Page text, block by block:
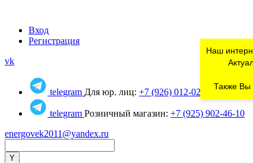
Вход
Регистрация
vk
telegram Для юр. лиц: +7 (926) 012-02-80
telegram Розничный магазин: +7 (925) 902-46-10
energovek2011@yandex.ru
Наш
Также Вы